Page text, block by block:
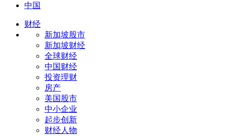
中国
财经
新加坡股市
新加坡财经
全球财经
中国财经
投资理财
房产
美国股市
中小企业
起步创新
财经人物